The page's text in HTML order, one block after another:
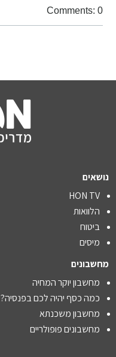
Comments: 0
נושאים
HON TV
הלוואות
ביטוח
מיסים
מחשבונים
מחשבון יוקר המחיה
כמה כסף יהיה לכם בפנסיה?
מחשבון משכנתא
מחשבונים פופולריים